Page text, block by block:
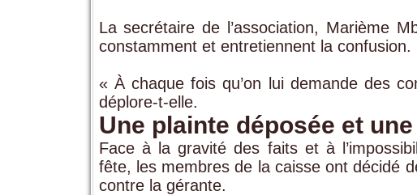
La secrétaire de l’association, Marième
constamment et entretiennent la confusion.
« À chaque fois qu’on lui demande des
déplore-t-elle.
Une plainte déposée et
Face à la gravité des faits et à
fête, les membres de la caisse ont décidé
contre la gérante.